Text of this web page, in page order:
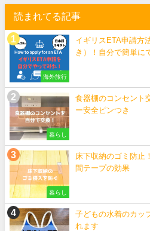
読まれてる記事
海外旅行
イギリスETA申請方
き）！自分で簡単に
暮らし
食器棚のコンセント
ー安全ピンつき
暮らし
床下収納のゴミ防止
間テープの効果
子どもの水着のカッ
れます